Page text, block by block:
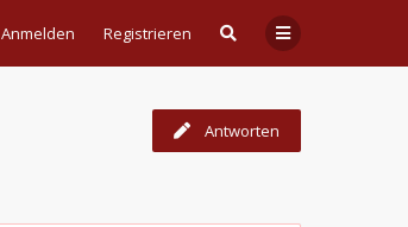
Anmelden Registrieren
Antworten